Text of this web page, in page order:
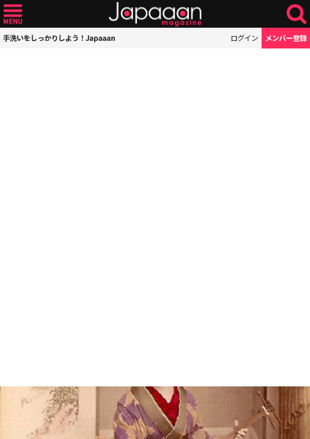
手洗いをしっかりしよう！Japaaan ログイン メンバー登録